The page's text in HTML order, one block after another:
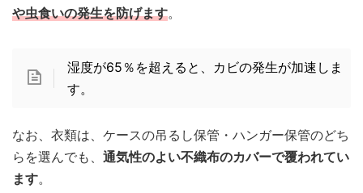
や虫食いの発生を防げます。
湿度が65％を超えると、カビの発生が加速しま
す。
なお、衣類は、ケースの吊るし保管・ハンガー保管のどち
らを選んでも、 通気性のよい不織布のカバーで覆われてい
ます。